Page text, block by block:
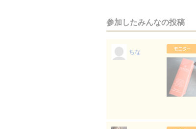
参加したみんなの投稿
ちな